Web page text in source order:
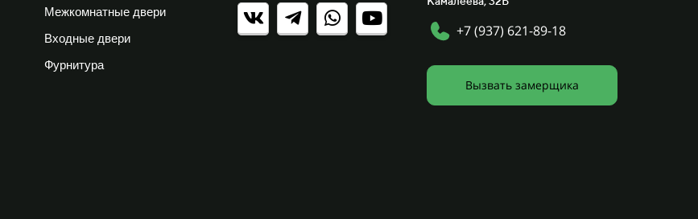
Межкомнатные двери
Входные двери
Фурнитура
+7 (937) 621-89-18
Вызвать замерщика